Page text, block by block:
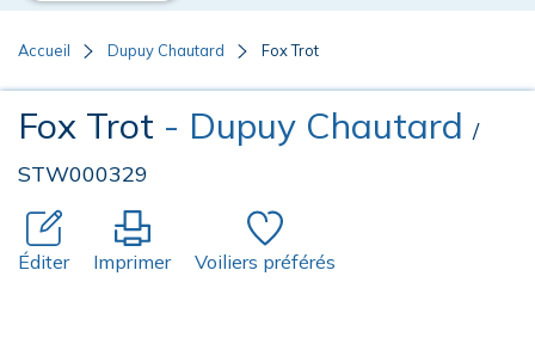
Accueil Dupuy Chautard Fox Trot
Fox Trot - Dupuy Chautard /
STW000329
Éditer Imprimer Voiliers préférés